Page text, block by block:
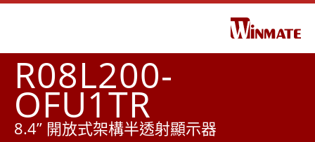
R08L200-
OFU1TR
8.4” 開放式架構半透射顯示器